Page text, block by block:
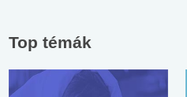
Top témák